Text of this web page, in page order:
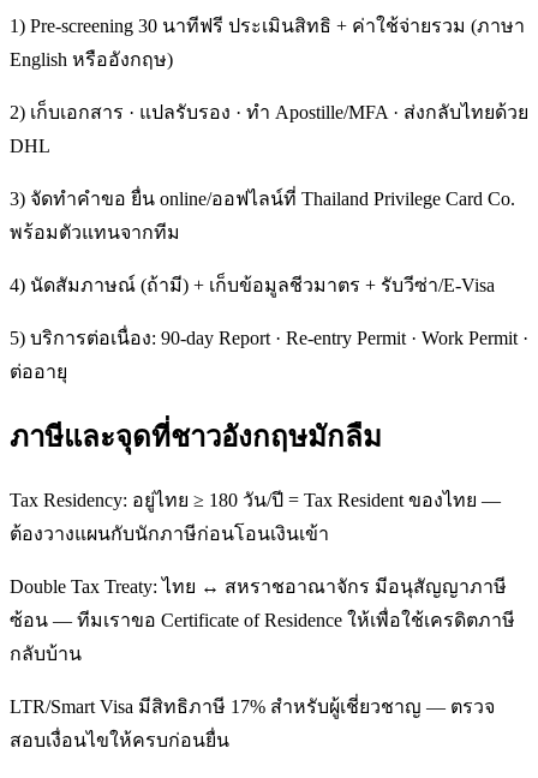
1) Pre-screening 30 นาทีฟรี ประเมินสิทธิ + ค่าใช้จ่ายรวม (ภาษา
English หรืออังกฤษ)
2) เก็บเอกสาร · แปลรับรอง · ทำ Apostille/MFA · ส่งกลับไทยด้วย
DHL
3) จัดทำคำขอ ยื่น online/ออฟไลน์ที่ Thailand Privilege Card Co.
พร้อมตัวแทนจากทีม
4) นัดสัมภาษณ์ (ถ้ามี) + เก็บข้อมูลชีวมาตร + รับวีซ่า/E-Visa
5) บริการต่อเนื่อง: 90-day Report · Re-entry Permit · Work Permit ·
ต่ออายุ
ภาษีและจุดที่ชาวอังกฤษมักลืม
Tax Residency: อยู่ไทย ≥ 180 วัน/ปี = Tax Resident ของไทย —
ต้องวางแผนกับนักภาษีก่อนโอนเงินเข้า
Double Tax Treaty: ไทย ↔ สหราชอาณาจักร มีอนุสัญญาภาษี
ซ้อน — ทีมเราขอ Certificate of Residence ให้เพื่อใช้เครดิตภาษี
กลับบ้าน
LTR/Smart Visa มีสิทธิภาษี 17% สำหรับผู้เชี่ยวชาญ — ตรวจ
สอบเงื่อนไขให้ครบก่อนยื่น